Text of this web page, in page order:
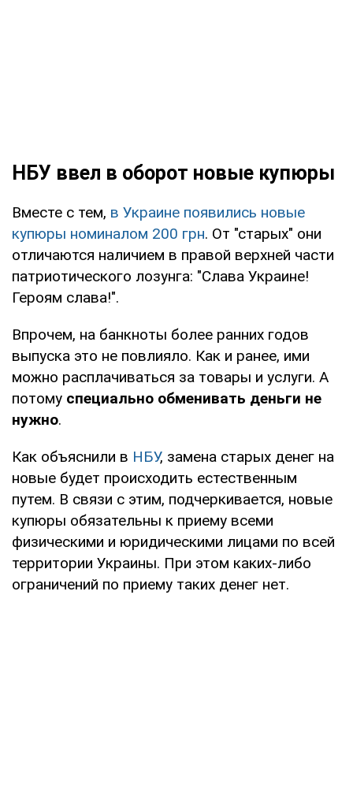
НБУ ввел в оборот новые купюры
Вместе с тем, в Украине появились новые
купюры номиналом 200 грн. От "старых" они
отличаются наличием в правой верхней части
патриотического лозунга: "Слава Украине!
Героям слава!".
Впрочем, на банкноты более ранних годов
выпуска это не повлияло. Как и ранее, ими
можно расплачиваться за товары и услуги. А
потому специально обменивать деньги не
нужно.
Как объяснили в НБУ, замена старых денег на
новые будет происходить естественным
путем. В связи с этим, подчеркивается, новые
купюры обязательны к приему всеми
физическими и юридическими лицами по всей
территории Украины. При этом каких-либо
ограничений по приему таких денег нет.